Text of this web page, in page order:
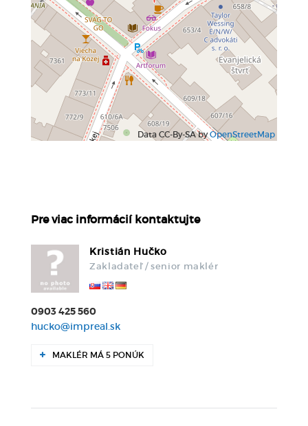
Data CC-By-SA byOpenStreetMap
Pre viac informácií kontaktujte
Kristián Hučko
Zakladateľ / senior maklér
0903 425 560
hucko@impreal.sk
MAKLÉR MÁ 5 PONÚK